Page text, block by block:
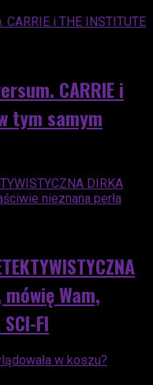
CARRIE i
tym samym
mówię Wam,
FI